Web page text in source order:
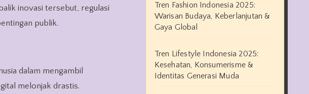
inovasi tersebut, regulasi
publik.
dalam mengambil
melonjak drastis.
Tren Fashion Indonesia 2025:
Warisan Budaya, Keberlanjutan &
Gaya Global
Tren Lifestyle Indonesia 2025:
Kesehatan, Konsumerisme &
Identitas Generasi Muda